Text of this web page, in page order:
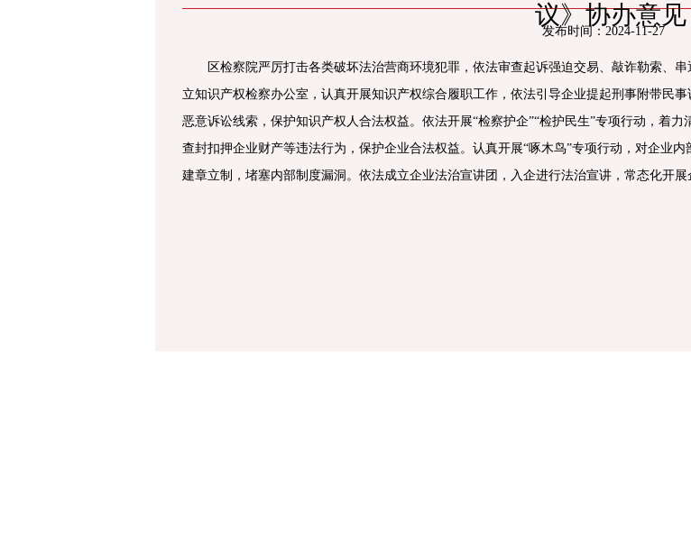
议》协办意见
发布时间：2024-11-27
区检察院严厉打击各类破坏法治营商环境犯罪，依法审查起诉强迫交易、敲诈勒索、
立知识产权检察办公室，认真开展知识产权综合履职工作，依法引导企业提起刑事附带民
恶意诉讼线索，保护知识产权人合法权益。依法开展“检察护企”“检护民生”专项行动，着
查封扣押企业财产等违法行为，保护企业合法权益。认真开展“啄木鸟”专项行动，对企业
建章立制，堵塞内部制度漏洞。依法成立企业法治宣讲团，入企进行法治宣讲，常态化开展